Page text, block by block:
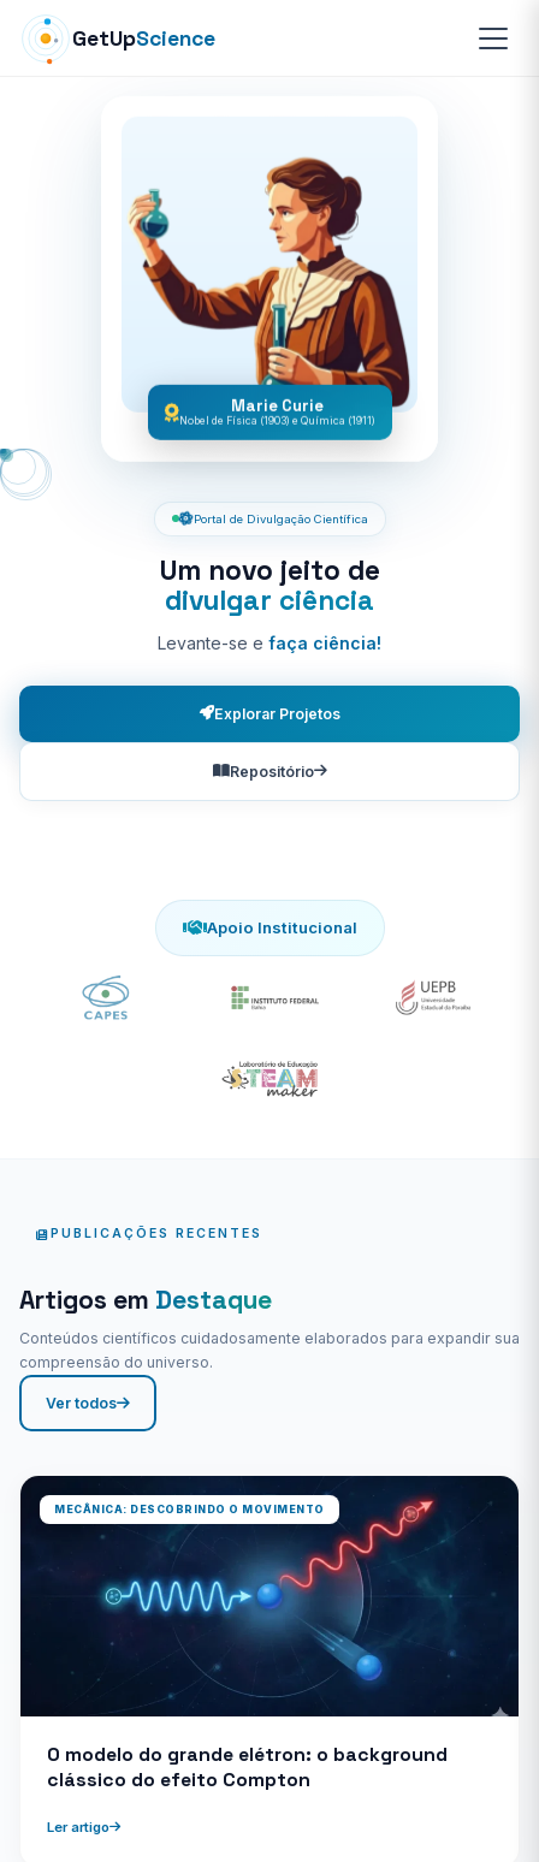
GetUpScience
Portal de Divulgação Científica
Um novo jeito de
divulgar ciência
Levante-se e faça ciência!
Explorar Projetos
Repositório
Marie Curie
Nobel de Física (1903) e Química (1911)
Apoio Institucional
PUBLICAÇÕES RECENTES
Artigos em Destaque
Conteúdos científicos cuidadosamente elaborados para expandir sua
compreensão do universo.
Ver todos
MECÂNICA: DESCOBRINDO O MOVIMENTO
O modelo do grande elétron: o background
clássico do efeito Compton
Ler artigo